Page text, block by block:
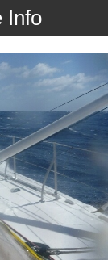
Info